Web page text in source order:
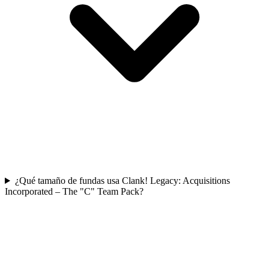
¿Qué tamaño de fundas usa Clank! Legacy: Acquisitions
Incorporated – The "C" Team Pack?